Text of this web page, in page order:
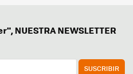
NUESTRA NEWSLETTER
SUSCRIBIR